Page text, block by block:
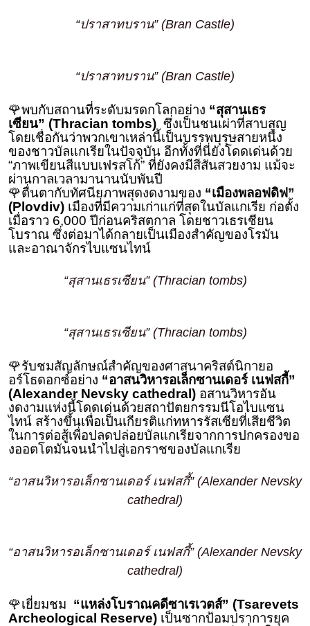
“ปราสาทบราน” (Bran Castle)
“ปราสาทบราน” (Bran Castle)
🌹พบกับสถานที่ระดับมรดกโลกอย่าง “สุสานเธร
เซียน” (Thracian tombs) ซึ่งเป็นชนเผ่าที่สาบสูญ
โดยเชื่อกันว่าพวกเขาเหล่านี้เป็นบรรพบุรุษสายหนึ่ง
ของชาวบัลแกเรียในปัจจุบัน อีกทั้งที่นี่ยังโดดเด่นด้วย
“ภาพเขียนสีแบบเฟรสโก้” ที่ยังคงมีสีสันสวยงาม แม้จะ
ผ่านกาลเวลามานานนับพันปี
🌹ตื่นตากับทัศนียภาพสุดงดงามของ “เมืองพลอฟดิฟ”
(Plovdiv) เมืองที่มีความเก่าแก่ที่สุดในบัลแกเรีย ก่อตั้ง
เมื่อราว 6,000 ปีก่อนคริสตกาล โดยชาวเธรเชียน
โบราณ ซึ่งต่อมาได้กลายเป็นเมืองสําคัญของโรมัน
และอาณาจักรไบแซนไทน์
“สุสานเธรเซียน” (Thracian tombs)
“สุสานเธรเซียน” (Thracian tombs)
🌹รับชมสัญลักษณ์สำคัญของศาสนาคริสต์นิกายอ
อร์โธดอกซ์อย่าง “อาสนวิหารอเล็กซานเดอร์ เนฟสกี้”
(Alexander Nevsky cathedral) อสานวิหารอัน
งดงามแห่งนี้โดดเด่นด้วยสถาปัตยกรรมนีโอไบแซน
ไทน์ สร้างขึ้นเพื่อเป็นเกียรติแก่ทหารรัสเซียที่เสียชีวิต
ในการต่อสู้เพื่อปลดปล่อยบัลแกเรียจากการปกครองขอ
งออตโตมันจนนำไปสู่เอกราชของบัลแกเรีย
“อาสนวิหารอเล็กซานเดอร์ เนฟสกี้” (Alexander Nevsky
cathedral)
“อาสนวิหารอเล็กซานเดอร์ เนฟสกี้” (Alexander Nevsky
cathedral)
🌹เยี่ยมชม “แหล่งโบราณคดีซาเรเวตส์” (Tsarevets
Archeological Reserve) เป็นซากป้อมปราการยุค